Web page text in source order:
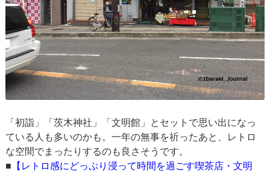
「初詣」「茨木神社」「文明館」とセットで思い出になっ
ている人も多いのかも。一年の無事を祈ったあと、レトロ
な空間でまったりするのも良さそうです。
■ 【レトロ感にどっぷり浸って時間を過ごす喫茶店・文明